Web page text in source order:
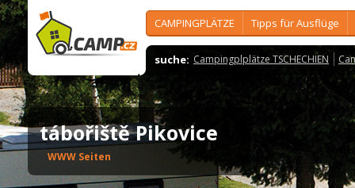
CAMPINGPLÄTZE Tipps für Ausflüge
suche: Campingplplätze TSCHECHIEN
tábořiště Pikovice
WWW Seiten